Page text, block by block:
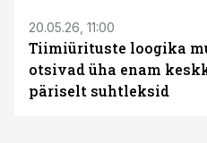
20.05.26, 11:00
Tiimiürituste loogika
otsivad üha enam
päriselt suhtleksid